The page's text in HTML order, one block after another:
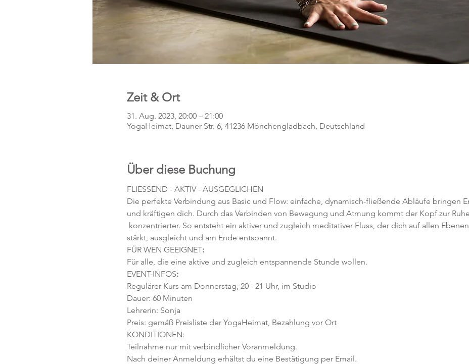
Zeit & Ort
31. Aug. 2023, 20:00 – 21:00
YogaHeimat, Dauner Str. 6, 41236 Mönchengladbach, Deutschland
Über diese Buchung
FLIESSEND - AKTIV - AUSGEGLICHEN
Die perfekte Verbindung aus Basic und Flow: einfache, dynamisch-fließende Abläufe bringen
und kräftigen dich. Durch das Verbinden von Bewegung und Atmung kommt der Kopf zur
konzentrierter. So entsteht ein aktiver und zugleich meditativer Fluss, der dich auf allen
stärkt, ausgleicht und am Ende entspannt.
FÜR WEN GEEIGNET:
Für alle, die eine aktive und zugleich entspannende Stunde wollen.
EVENT-INFOS:
Regulärer Kurs am Donnerstag, 20 - 21 Uhr, im Studio
Dauer: 60 Minuten
Lehrerin: Sonja
Preis: gemäß Preisliste der YogaHeimat, Bezahlung vor Ort
KONDITIONEN:
Teilnahme nur mit verbindlicher Voranmeldung.
Nach deiner Anmeldung erhältst du eine Bestätigung per Email.